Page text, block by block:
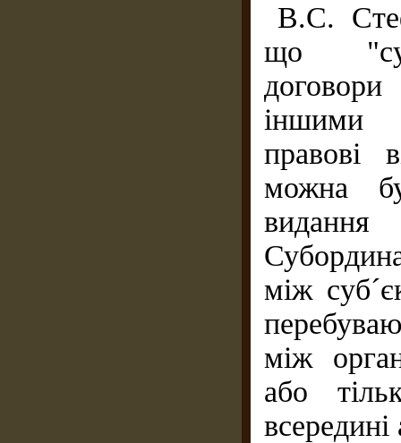
В.С.
що
іншими
правові
можна
видання
між
між
або
всередині